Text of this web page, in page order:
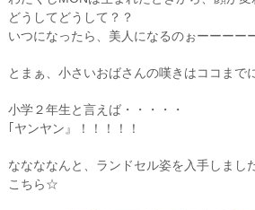
どうしてどうして？？
いつになったら、美人になるのぉーーーー
とまぁ、小さいおばさんの嘆きはココまで
小学２年生と言えば・・・・・
｢ヤンヤン』！！！！！
ななななんと、ランドセル姿を入手しまし
こちら☆